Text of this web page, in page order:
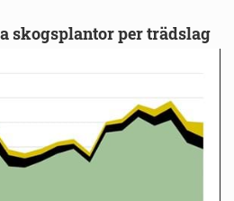
skogsplantor per trädslag